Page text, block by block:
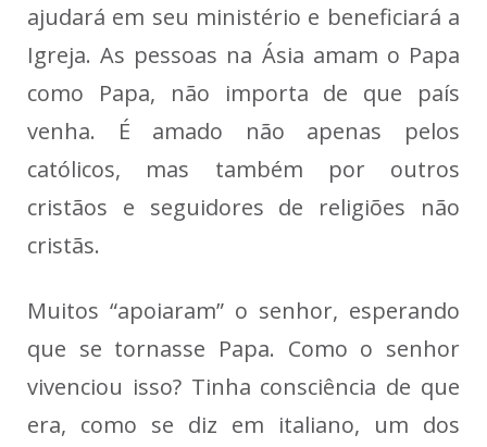
ajudará em seu ministério e beneficiará a
Igreja. As pessoas na Ásia amam o Papa
como Papa, não importa de que país
venha. É amado não apenas pelos
católicos, mas também por outros
cristãos e seguidores de religiões não
cristãs.
Muitos “apoiaram” o senhor, esperando
que se tornasse Papa. Como o senhor
vivenciou isso? Tinha consciência de que
era, como se diz em italiano, um dos